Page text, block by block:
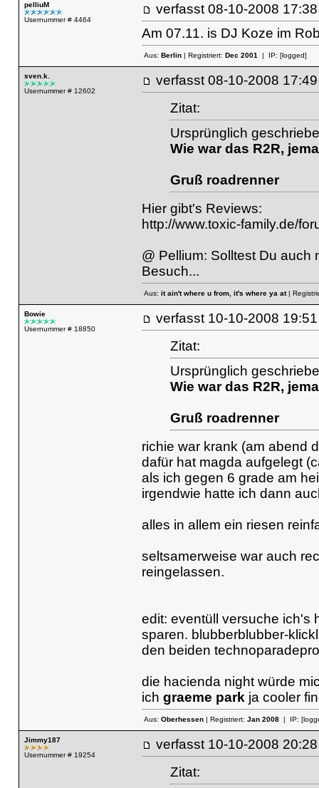
pelliuM
Usernummer # 4464
verfasst 08-10-2008
Am 07.11. is DJ Koze im
Aus: Berlin| Registriert: Dec 2001| IP: [logged]
sven.k.
Usernummer # 12602
verfasst 08-10-2008
Zitat:
Ursprünglich
Wie war das R2R,
Gruß roadrenner
Hier gibt's Reviews:
http://www.toxic-family.de/
@ Pellium: Solltest Du auch
Besuch...
Aus: it ain't where u from, it's where ya at|
Bowie
Usernummer # 18850
verfasst 10-10-2008
Zitat:
Ursprünglich
Wie war das R2R,
Gruß roadrenner
richie war krank (am abend
dafür hat magda aufgelegt
als ich gegen 6 grade am
irgendwie hatte ich dann
alles in allem ein riesen
seltsamerweise war auch
reingelassen.
edit: eventüll versuche ich's
sparen. blubberblubber-
den beiden
die hacienda night würde
ich graeme park ja cooler
Aus: Oberhessen| Registriert: Jan 2008| IP:
Jimmy187
Usernummer # 19254
verfasst 10-10-2008
Zitat: